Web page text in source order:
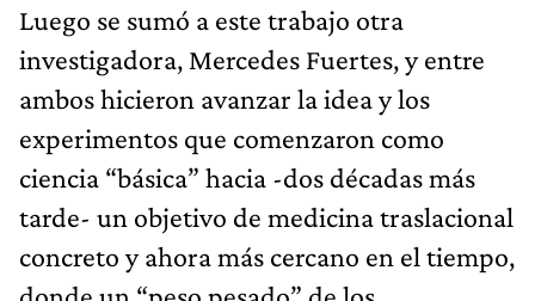
Luego se sumó a este trabajo otra
investigadora, Mercedes Fuertes, y entre
ambos hicieron avanzar la idea y los
experimentos que comenzaron como
ciencia “básica” hacia -dos décadas más
tarde- un objetivo de medicina traslacional
concreto y ahora más cercano en el tiempo,